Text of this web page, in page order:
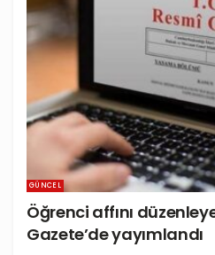
GÜNCEL
Öğrenci affını
Gazete’de yayımlandı